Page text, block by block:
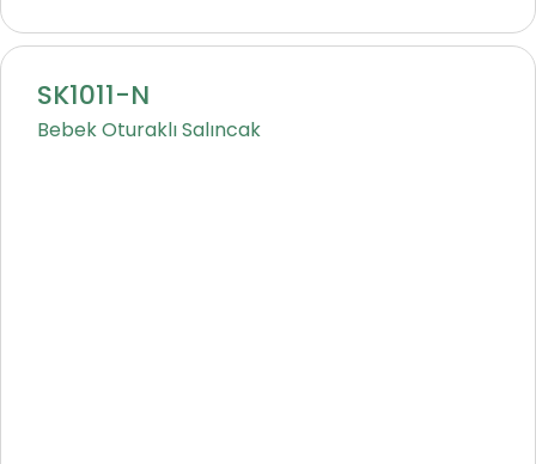
SK1011-N
Bebek Oturaklı Salıncak